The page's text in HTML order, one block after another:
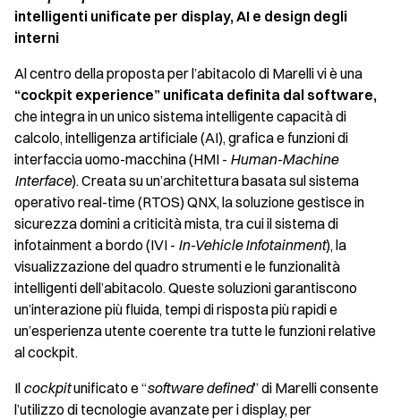
intelligenti unificate per display, AI e design degli
interni
Al centro della proposta per l’abitacolo di Marelli vi è una
“cockpit experience” unificata definita dal software,
che integra in un unico sistema intelligente capacità di
calcolo, intelligenza artificiale (AI), grafica e funzioni di
interfaccia uomo-macchina (HMI - Human-Machine
Interface). Creata su un’architettura basata sul sistema
operativo real-time (RTOS) QNX, la soluzione gestisce in
sicurezza domini a criticità mista, tra cui il sistema di
infotainment a bordo (IVI - In-Vehicle Infotainment), la
visualizzazione del quadro strumenti e le funzionalità
intelligenti dell’abitacolo. Queste soluzioni garantiscono
un’interazione più fluida, tempi di risposta più rapidi e
un’esperienza utente coerente tra tutte le funzioni relative
al cockpit.
Il cockpitunificato e “software defined” di Marelli consente
l’utilizzo di tecnologie avanzate per i display, per